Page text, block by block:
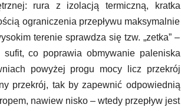
rura z izolacją termiczną, kratka
ograniczenia przepływu maksymalnie
terenie sprawdza się tzw. „zetka” –
co poprawia obmywanie paleniska
powyżej progu mocy licz przekrój
przekrój, tak by zapewnić odpowiednią
nawiew nisko – wtedy przepływ jest